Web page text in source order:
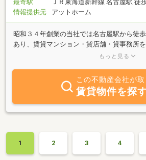
最寄駅
ＪＲ東海道新幹線 名古屋駅 徒
情報提供元
アットホーム
昭和３４年創業の当社では名古屋駅から徒
あり、賃貸マンション・貸店舗・貸事務所
種目を問わず、多数物件取り扱っておりま
産にご相談ください。当サイトに掲載して
様のご希望条件に合った不動産情報をご紹
お客様に喜んでいただけるよう日々サービ
すので、お気軽にお問い合せ下さいますよ
待ち致しております。
もっと見る
この不動産会社が取
賃貸物件を探
1 2 3 4